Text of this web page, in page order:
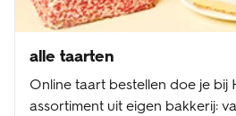
alle taarten
Online taart bestellen doe je bij
assortiment uit eigen bakkerij: